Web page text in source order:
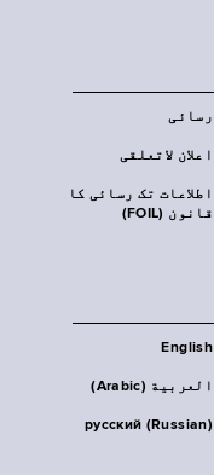
رسائی
اعلان لاتعلقی
اطلاعات تک رسائی کا
قانون (FOIL)
English
العربية (Arabic)
русский (Russian)